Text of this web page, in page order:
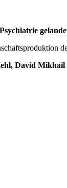
David Mikhail